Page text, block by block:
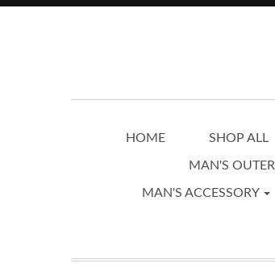
HOME SHOP ALL
MAN'S OUTER
MAN'S ACCESSORY